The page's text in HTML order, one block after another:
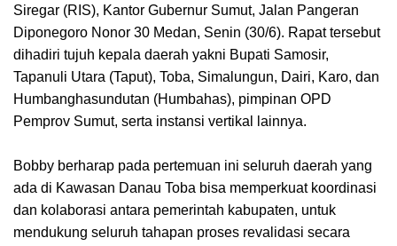
Siregar (RIS), Kantor Gubernur Sumut, Jalan Pangeran
Diponegoro Nonor 30 Medan, Senin (30/6). Rapat tersebut
dihadiri tujuh kepala daerah yakni Bupati Samosir,
Tapanuli Utara (Taput), Toba, Simalungun, Dairi, Karo, dan
Humbanghasundutan (Humbahas), pimpinan OPD
Pemprov Sumut, serta instansi vertikal lainnya.
Bobby berharap pada pertemuan ini seluruh daerah yang
ada di Kawasan Danau Toba bisa memperkuat koordinasi
dan kolaborasi antara pemerintah kabupaten, untuk
mendukung seluruh tahapan proses revalidasi secara